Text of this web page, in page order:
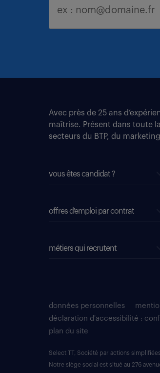
Avec près de 25 ans
maîtrise. Présent dans toute
secteurs du BTP, du
vous êtes candidat ?
offres d'emploi par contrat
métiers qui recrutent
données personnelles
déclaration d'accessibilité :
plan du site
Select TT, Société par actions
Notre siège social est situé au 276